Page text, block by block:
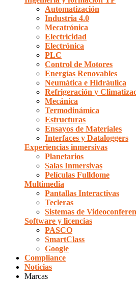
Automatización
Industria 4.0
Mecatrónica
Electricidad
Electrónica
PLC
Control de Motores
Energías Renovables
Neumática e Hidráulica
Refrigeración y
Mecánica
Termodinámica
Estructuras
Ensayos de Materiales
Interfaces y Dataloggers
Experiencias inmersivas
Planetarios
Salas Inmersivas
Películas Fulldome
Multimedia
Pantallas Interactivas
Tecleras
Sistemas de
Software y licencias
PASCO
SmartClass
Google
Compliance
Noticias
Marcas